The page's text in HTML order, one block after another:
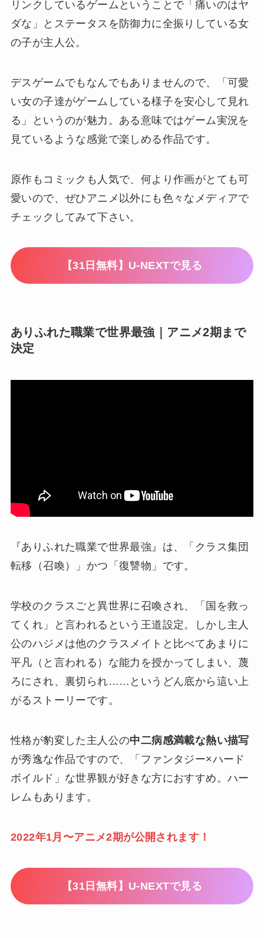
リンクしているゲームということで「痛いのはヤ
ダな」とステータスを防御力に全振りしている女
の子が主人公。
デスゲームでもなんでもありませんので、「可愛
い女の子達がゲームしている様子を安心して見れ
る」というのが魅力。ある意味ではゲーム実況を
見ているような感覚で楽しめる作品です。
原作もコミックも人気で、何より作画がとても可
愛いので、ぜひアニメ以外にも色々なメディアで
チェックしてみて下さい。
【31日無料】U-NEXTで見る
ありふれた職業で世界最強｜アニメ2期まで
決定
『ありふれた職業で世界最強』は、「クラス集団
転移（召喚）」かつ「復讐物」です。
学校のクラスごと異世界に召喚され、「国を救っ
てくれ」と言われるという王道設定。しかし主人
公のハジメは他のクラスメイトと比べてあまりに
平凡（と言われる）な能力を授かってしまい、蔑
ろにされ、裏切られ……というどん底から這い上
がるストーリーです。
性格が豹変した主人公の中二病感満載な熱い描写
が秀逸な作品ですので、「ファンタジー×ハード
ボイルド」な世界観が好きな方におすすめ。ハー
レムもあります。
2022年1月〜アニメ2期が公開されます！
【31日無料】U-NEXTで見る